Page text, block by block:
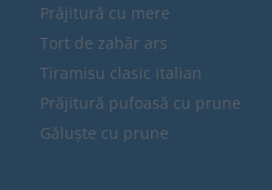
Prăjitură cu mere
Tort de zahăr ars
Tiramisu clasic italian
Prăjitură pufoasă cu prune
Găluște cu prune